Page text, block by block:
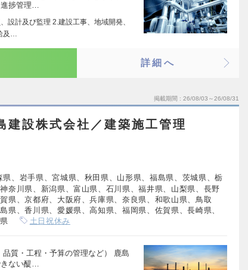
進捗管理…
設計及び監理 2.建設工事、地域開発、
及…
詳細へ
掲載期間 26/08/03～26/08/31
建設株式会社／建築施工管理
県、岩手県、宮城県、秋田県、山形県、福島県、茨城県、栃
奈川県、新潟県、富山県、石川県、福井県、山梨県、長野
県、京都府、大阪府、兵庫県、奈良県、和歌山県、鳥取
県、香川県、愛媛県、高知県、福岡県、佐賀県、長崎県、
土日祝休み
品質・工程・予算の管理など） 鹿島
きない醍…